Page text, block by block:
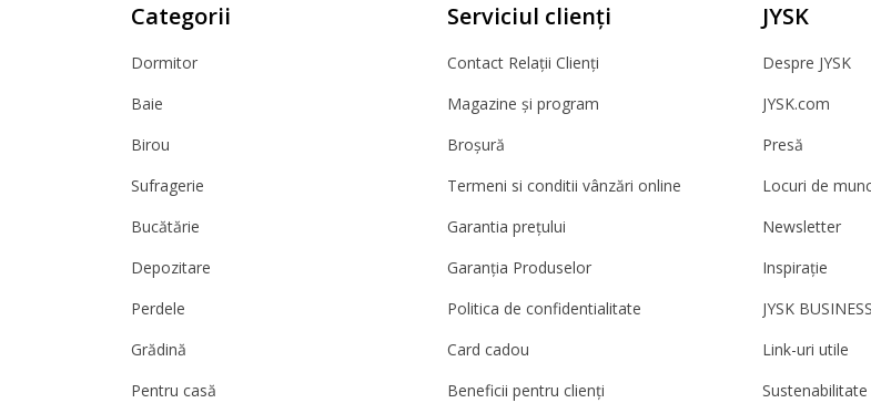
Categorii
Dormitor
Baie
Birou
Sufragerie
Bucătărie
Depozitare
Perdele
Grădină
Pentru casă
Serviciul clienți
Contact Relații Clienți
Magazine și program
Broșură
Termeni si conditii vânzări online
Garantia prețului
Garanția Produselor
Politica de confidentialitate
Card cadou
Beneficii pentru clienți
JYSK
Despre JYSK
JYSK.com
Presă
Locuri de
Newsletter
Inspirație
JYSK
Link-uri utile
Sustenabilitate